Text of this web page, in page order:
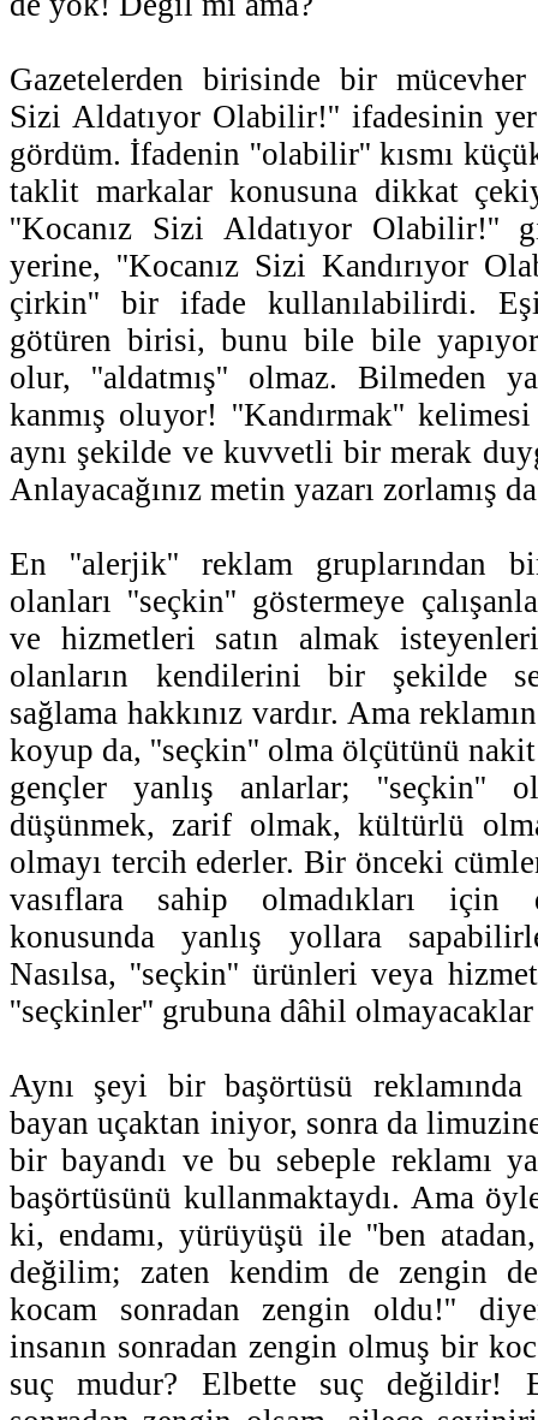
Gazetelerden birisinde bir
Sizi Aldatıyor Olabilir!'' ifadesinin yer
gördüm. İfadenin ''olabilir'' kısmı
taklit markalar konusuna dikkat
''Kocanız Sizi Aldatıyor
yerine, ''Kocanız Sizi Kandırıyor
çirkin'' bir ifade kullanılabilirdi.
götüren birisi, bunu bile bile
olur, ''aldatmış'' olmaz. Bilmeden
kanmış oluyor! ''Kandırmak''
aynı şekilde ve kuvvetli bir merak
Anlayacağınız metin yazarı zorlamış
En ''alerjik'' reklam gruplarından
olanları ''seçkin'' göstermeye
ve hizmetleri satın almak
olanların kendilerini bir şekilde
sağlama hakkınız vardır. Ama
koyup da, ''seçkin'' olma ölçütünü
gençler yanlış anlarlar; ''seçkin''
düşünmek, zarif olmak, kültürlü
olmayı tercih ederler. Bir önceki
vasıflara sahip olmadıkları için
konusunda yanlış yollara
Nasılsa, ''seçkin'' ürünleri veya
''seçkinler'' grubuna dâhil olmayacaklar
Aynı şeyi bir başörtüsü
bayan uçaktan iniyor, sonra da
bir bayandı ve bu sebeple reklamı
başörtüsünü kullanmaktaydı. Ama
ki, endamı, yürüyüşü ile ''ben
değilim; zaten kendim de zengin
kocam sonradan zengin oldu!''
insanın sonradan zengin olmuş bir
suç mudur? Elbette suç değildir!